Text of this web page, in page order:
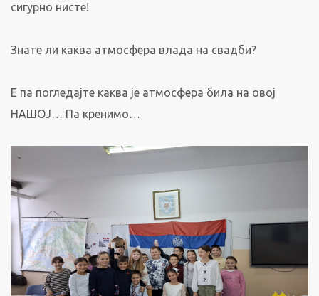
сигурно нисте!
Знате ли каква атмосфера влада на свадби?
Е па погледајте каква је атмосфера била на овој
НАШОЈ… Па кренимо…